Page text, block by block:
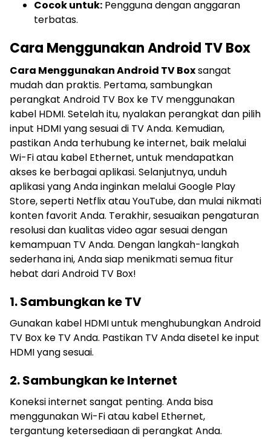
Cocok untuk: Pengguna dengan anggaran
terbatas.
Cara Menggunakan Android TV Box
Cara Menggunakan Android TV Boxsangat
mudah dan praktis. Pertama, sambungkan
perangkat Android TV Box ke TV menggunakan
kabel HDMI. Setelah itu, nyalakan perangkat dan pilih
input HDMI yang sesuai di TV Anda. Kemudian,
pastikan Anda terhubung ke internet, baik melalui
Wi-Fi atau kabel Ethernet, untuk mendapatkan
akses ke berbagai aplikasi. Selanjutnya, unduh
aplikasi yang Anda inginkan melalui Google Play
Store, seperti Netflix atau YouTube, dan mulai nikmati
konten favorit Anda. Terakhir, sesuaikan pengaturan
resolusi dan kualitas video agar sesuai dengan
kemampuan TV Anda. Dengan langkah-langkah
sederhana ini, Anda siap menikmati semua fitur
hebat dari Android TV Box!
1. Sambungkan ke TV
Gunakan kabel HDMI untuk menghubungkan Android
TV Box ke TV Anda. Pastikan TV Anda disetel ke input
HDMI yang sesuai.
2. Sambungkan ke Internet
Koneksi internet sangat penting. Anda bisa
menggunakan Wi-Fi atau kabel Ethernet,
tergantung ketersediaan di perangkat Anda.